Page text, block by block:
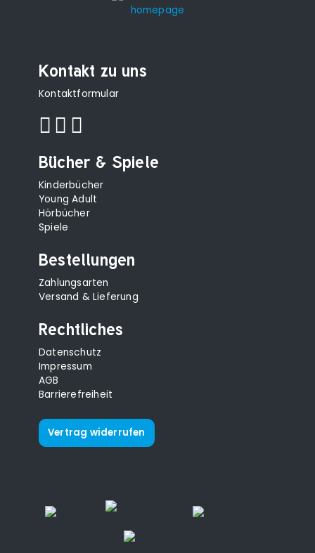
Kontakt zu uns
Kontaktformular
Bücher & Spiele
Kinderbücher
Young Adult
Hörbücher
Spiele
Bestellungen
Zahlungsarten
Versand & Lieferung
Rechtliches
Datenschutz
Impressum
AGB
Barrierefreiheit
Vertrag widerrufen